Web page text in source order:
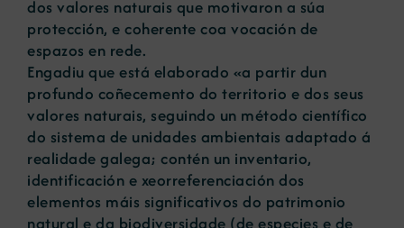
dos valores naturais que motivaron a súa
protección, e coherente coa vocación de
espazos en rede.
Engadiu que está elaborado «a partir dun
profundo coñecemento do territorio e dos seus
valores naturais, seguindo un método científico
do sistema de unidades ambientais adaptado á
realidade galega; contén un inventario,
identificación e xeorreferenciación dos
elementos máis significativos do patrimonio
natural e da biodiversidade (de especies e de